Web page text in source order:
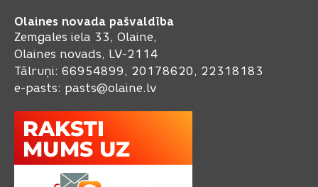
Olaines novada pašvaldība
Zemgales iela 33, Olaine,
Olaines novads, LV-2114
Tālruņi: 66954899, 20178620, 22318183
e-pasts: pasts@olaine.lv